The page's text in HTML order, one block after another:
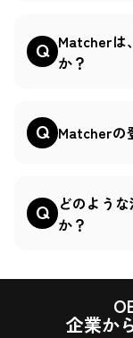
Matcherは
か？
Matcherの
どのよう
か？
企業か